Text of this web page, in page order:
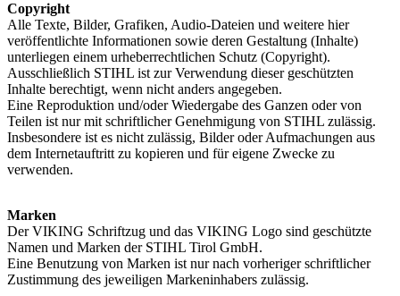
Copyright
Alle Texte, Bilder, Grafiken, Audio-Dateien und weitere hier
veröffentlichte Informationen sowie deren Gestaltung (Inhalte)
unterliegen einem urheberrechtlichen Schutz (Copyright).
Ausschließlich STIHL ist zur Verwendung dieser geschützten
Inhalte berechtigt, wenn nicht anders angegeben.
Eine Reproduktion und/oder Wiedergabe des Ganzen oder von
Teilen ist nur mit schriftlicher Genehmigung von STIHL zulässig.
Insbesondere ist es nicht zulässig, Bilder oder Aufmachungen aus
dem Internetauftritt zu kopieren und für eigene Zwecke zu
verwenden.
Marken
Der VIKING Schriftzug und das VIKING Logo sind geschützte
Namen und Marken der STIHL Tirol GmbH.
Eine Benutzung von Marken ist nur nach vorheriger schriftlicher
Zustimmung des jeweiligen Markeninhabers zulässig.